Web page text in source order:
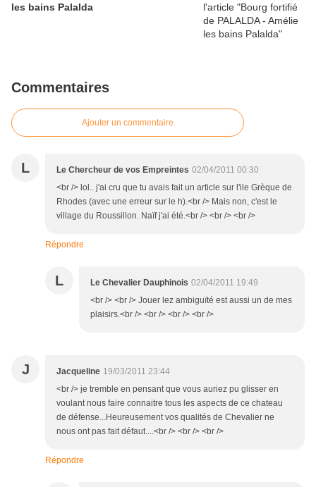
les bains Palalda
Commentaires
Ajouter un commentaire
L Le Chercheur de vos Empreintes 02/04/2011 00:30
<br /> lol.. j'ai cru que tu avais fait un article sur l'ile Grèque de
Rhodes (avec une erreur sur le h).<br /> Mais non, c'est le
village du Roussillon. Naïf j'ai été.<br /> <br /> <br />
Répondre
L Le Chevalier Dauphinois 02/04/2011 19:49
<br /> <br /> Jouer lez ambiguïté est aussi un de mes
plaisirs.<br /> <br /> <br /> <br />
J Jacqueline 19/03/2011 23:44
<br /> je tremble en pensant que vous auriez pu glisser en
voulant nous faire connaitre tous les aspects de ce chateau
de défense...Heureusement vos qualités de Chevalier ne
nous ont pas fait défaut....<br /> <br /> <br />
Répondre